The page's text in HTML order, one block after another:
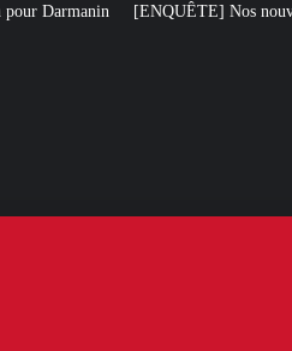
Nos nouvelles révélations sur le